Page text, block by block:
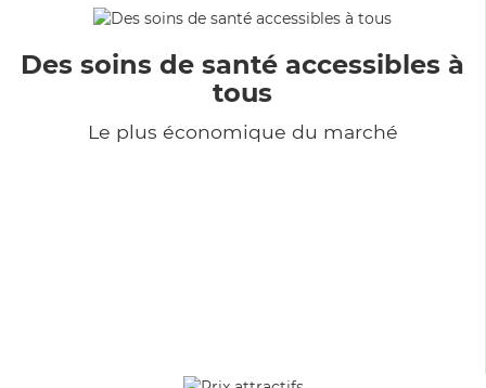
Des soins de santé accessibles à
tous
Le plus économique du marché